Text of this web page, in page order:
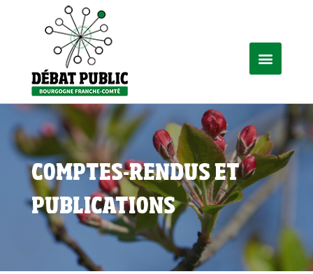
COMPTES-RENDUS ET
PUBLICATIONS